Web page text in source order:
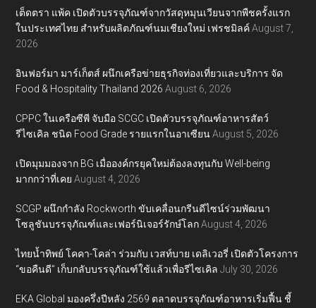
เต็ดตรา แพ้ค เปิดตัวบรรจุภัณฑ์จากวัสดุหมุนเวียนจากพืชครั้งแรก
ในประเทศไทย สำหรับผลิตภัณฑ์นมเชียงใหม่ เฟรชมิลค์ August 7,
2026
อินฟอร์มา มาร์เก็ตส์ ผนึกเครือข่ายธุรกิจท่องเที่ยวและบริการ จัด
Food & Hospitality Thailand 2026 August 6, 2026
CPPC ในเครือซีพี จับมือ SCGC เปิดตัวบรรจุภัณฑ์อาหารสัตว์
รีไซเคิล ชนิด Food Grade รายแรกในอาเซียน August 5, 2026
เปิดมุมมองจาก BG เมื่อองค์กรยุคใหม่ต้องลงทุนกับ Well-being
มากกว่าที่เคย August 4, 2026
SCGP ผนึกกำลัง Rockworth ขับเคลื่อนกรีนดีไซน์ร่วมพัฒนา
โซลูชันบรรจุภัณฑ์และเฟอร์นิเจอร์รักษ์โลก August 4, 2026
ไทยน้ำทิพย์ โคคา-โคล่า ร่วมกับ เวสท์บาย เดลิเวอรี่ เปิดตัวโครงการ
“ขอคืนดี” เก็บกลับบรรจุภัณฑ์ใช้แล้วเพื่อรีไซเคิล July 30, 2026
EKA Global มองครึ่งปีหลัง 2569 ตลาดบรรจุภัณฑ์อาหารเริ่มฟื้น ชี้